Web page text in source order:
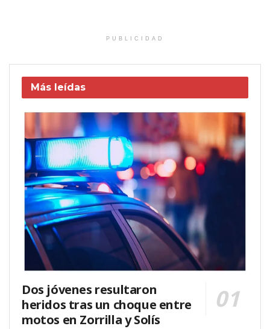
PUBLICIDAD
Más leídas
Dos jóvenes resultaron
heridos tras un choque entre
motos en Zorrilla y Solís